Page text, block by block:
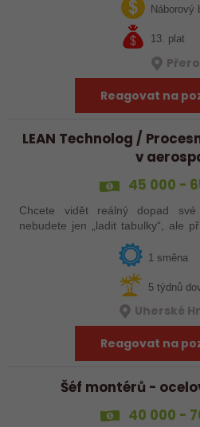
Náborový
13. plat
Reagovat na
LEAN Technolog /
v
45 000 -
Chcete vidět reálný dopad
nebudete jen „ladit tabulky“, ale
špičkové produkty pro letectví,
dopravní systémy. Hledáme…
1 směna
5 týdnů
Uherské
Reagovat na
Šéf montérů -
40 000 -